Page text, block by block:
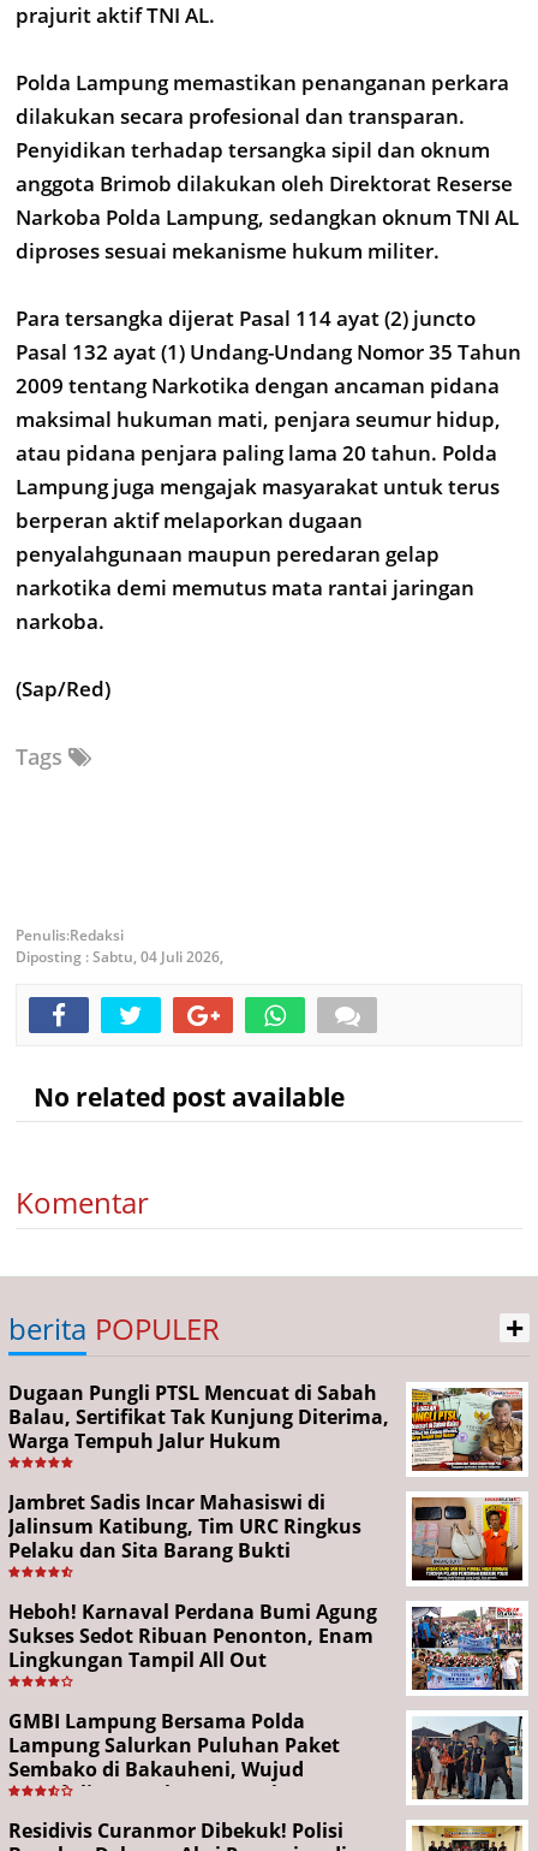
prajurit aktif TNI AL.
Polda Lampung memastikan penanganan perkara
dilakukan secara profesional dan transparan.
Penyidikan terhadap tersangka sipil dan oknum
anggota Brimob dilakukan oleh Direktorat Reserse
Narkoba Polda Lampung, sedangkan oknum TNI AL
diproses sesuai mekanisme hukum militer.
Para tersangka dijerat Pasal 114 ayat (2) juncto
Pasal 132 ayat (1) Undang-Undang Nomor 35 Tahun
2009 tentang Narkotika dengan ancaman pidana
maksimal hukuman mati, penjara seumur hidup,
atau pidana penjara paling lama 20 tahun. Polda
Lampung juga mengajak masyarakat untuk terus
berperan aktif melaporkan dugaan
penyalahgunaan maupun peredaran gelap
narkotika demi memutus mata rantai jaringan
narkoba.
(Sap/Red)
Tags
Redaksi
Diposting :Sabtu, 04 Juli 2026,
No related post available
Komentar
berita POPULER +
Dugaan Pungli PTSL Mencuat di Sabah
Balau, Sertifikat Tak Kunjung Diterima,
Warga Tempuh Jalur Hukum
Jambret Sadis Incar Mahasiswi di
Jalinsum Katibung, Tim URC Ringkus
Pelaku dan Sita Barang Bukti
Heboh! Karnaval Perdana Bumi Agung
Sukses Sedot Ribuan Penonton, Enam
Lingkungan Tampil All Out
GMBI Lampung Bersama Polda
Lampung Salurkan Puluhan Paket
Sembako di Bakauheni, Wujud
Kepedulian Sambut HUT RI ke-81
Residivis Curanmor Dibekuk! Polisi